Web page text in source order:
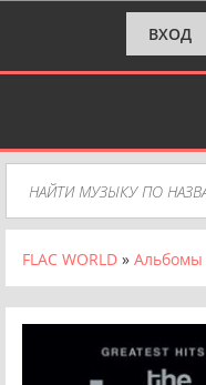
ВХОД
FLAC WORLD » Альбомы